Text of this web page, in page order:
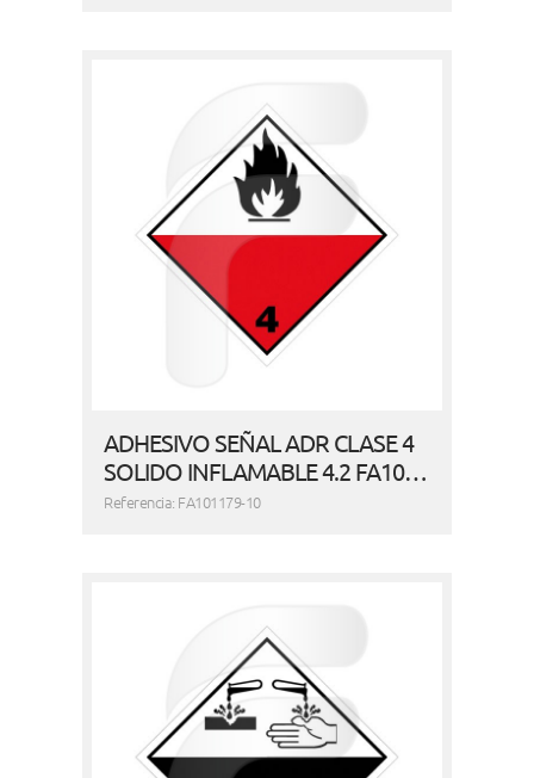
ADHESIVO SEÑAL ADR CLASE 4
SOLIDO INFLAMABLE 4.2 FA10…
Referencia: FA101179-10